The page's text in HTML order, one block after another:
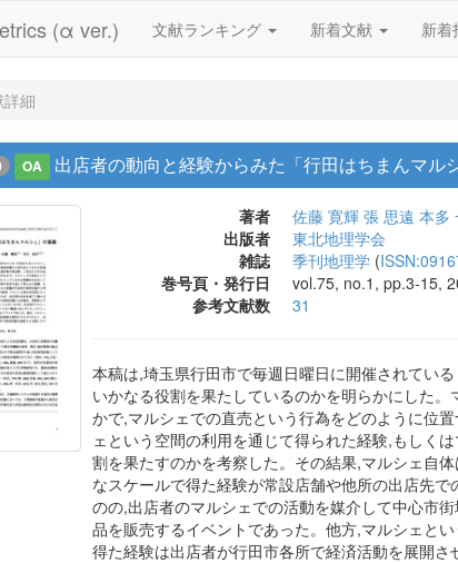
(α ver.) 文献ランキング 新着文献 新着
細
OA 出店者の動向と経験からみた「行田はちまんマル
著者 佐藤 寛輝 張 思遠 本多
出版者
東北地理学会
雑誌
季刊地理学 (
巻号頁・発行日
vol.75, no.1, pp.3-15,
参考文献数
31
本稿は,埼玉県行田市で毎週日曜日に開催されてい
いかなる役割を果たしているのかを明らかにした
かで,マルシェでの直売という行為をどのように位
ェという空間の利用を通じて得られた経験,もしく
割を果たすのかを考察した。その結果,マルシェ自
なスケールで得た経験が常設店舗や他所の出店先
のの,出店者のマルシェでの活動を媒介して中心市
品を販売するイベントであった。他方,マルシェと
得た経験は出店者が行田市各所で経済活動を展開さ